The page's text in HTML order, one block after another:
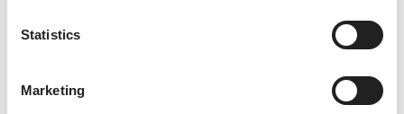
Statistics
Marketing